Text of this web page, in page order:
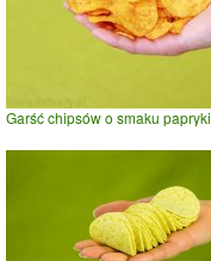
Garść chipsów o smaku papryki